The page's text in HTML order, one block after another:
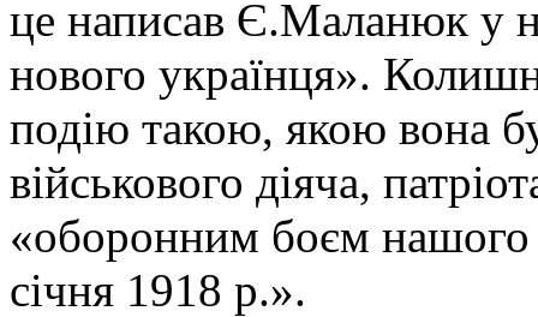
це написав Є.Маланюк у
нового українця».
подію такою, якою вона
військового діяча,
«оборонним боєм нашого
січня 1918 р.».